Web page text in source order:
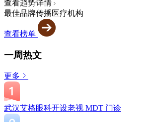
查看趋势详情
最佳品牌传播医疗机构
查看榜单
一周热文
更多
武汉艾格眼科开设老视 MDT 门诊